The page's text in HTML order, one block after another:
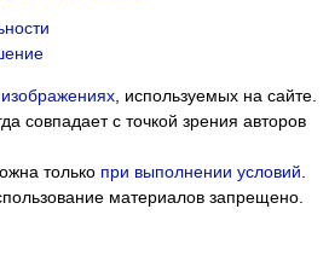
, используемых на сайте.
совпадает с точкой зрения авторов
только при выполнении условий.
материалов запрещено.